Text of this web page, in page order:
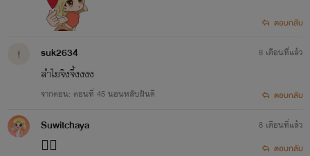
ตอบกลับ
suk2634
ลำไยจิงจี้งงงง
จากตอน: ตอนที่ 45 นอนหลับฝันดี
8 เดือนที่แล้ว
ตอบกลับ
Suwitchaya
😵‍💫
8 เดือนที่แล้ว
ตอบกลับ